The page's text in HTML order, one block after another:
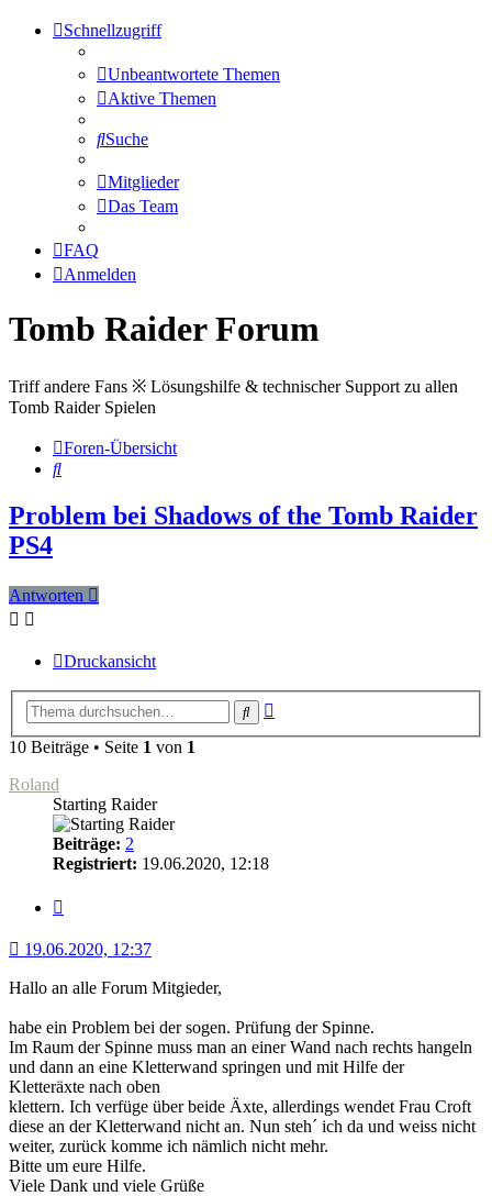
Schnellzugriff
Unbeantwortete Themen
Aktive Themen
Suche
Mitglieder
Das Team
FAQ
Anmelden
Tomb Raider Forum
Triff andere Fans ※ Lösungshilfe & technischer Support zu allen
Tomb Raider Spielen
Foren-Übersicht
Suche
Problem bei Shadows of the Tomb Raider
PS4
Antworten
Druckansicht
Suche
10 Beiträge • Seite 1 von 1
Roland
Starting Raider
Beiträge: 2
Registriert: 19.06.2020, 12:18
19.06.2020, 12:37
Hallo an alle Forum Mitgieder,
habe ein Problem bei der sogen. Prüfung der Spinne.
Im Raum der Spinne muss man an einer Wand nach rechts hangeln
und dann an eine Kletterwand springen und mit Hilfe der
Kletteräxte nach oben
klettern. Ich verfüge über beide Äxte, allerdings wendet Frau Croft
diese an der Kletterwand nicht an. Nun steh´ ich da und weiss nicht
weiter, zurück komme ich nämlich nicht mehr.
Bitte um eure Hilfe.
Viele Dank und viele Grüße